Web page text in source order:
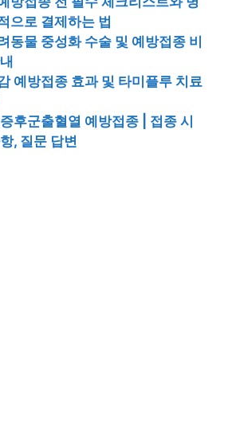
으로 결제하는 법
동물 중성화 수술 및 예방접종 비
예방접종 효과 및 타미플루 치료
후군출혈열 예방접종 | 접종 시
, 질문 답변